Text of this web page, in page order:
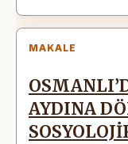
MAKALE
AYDINA